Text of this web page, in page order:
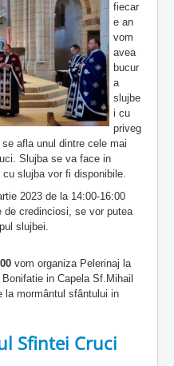
fiecar
e an
vom
avea
bucur
a
slujbe
i cu
priveg
afla unul dintre cele mai
Slujba se va face in
slujba vor fi disponibile.
2023 de la 14:00-16:00
de credinciosi, se vor putea
slujbei.
vom organiza Pelerinaj la
in Capela Sf.Mihail
la mormântul sfântului in
Sfintei Cruci